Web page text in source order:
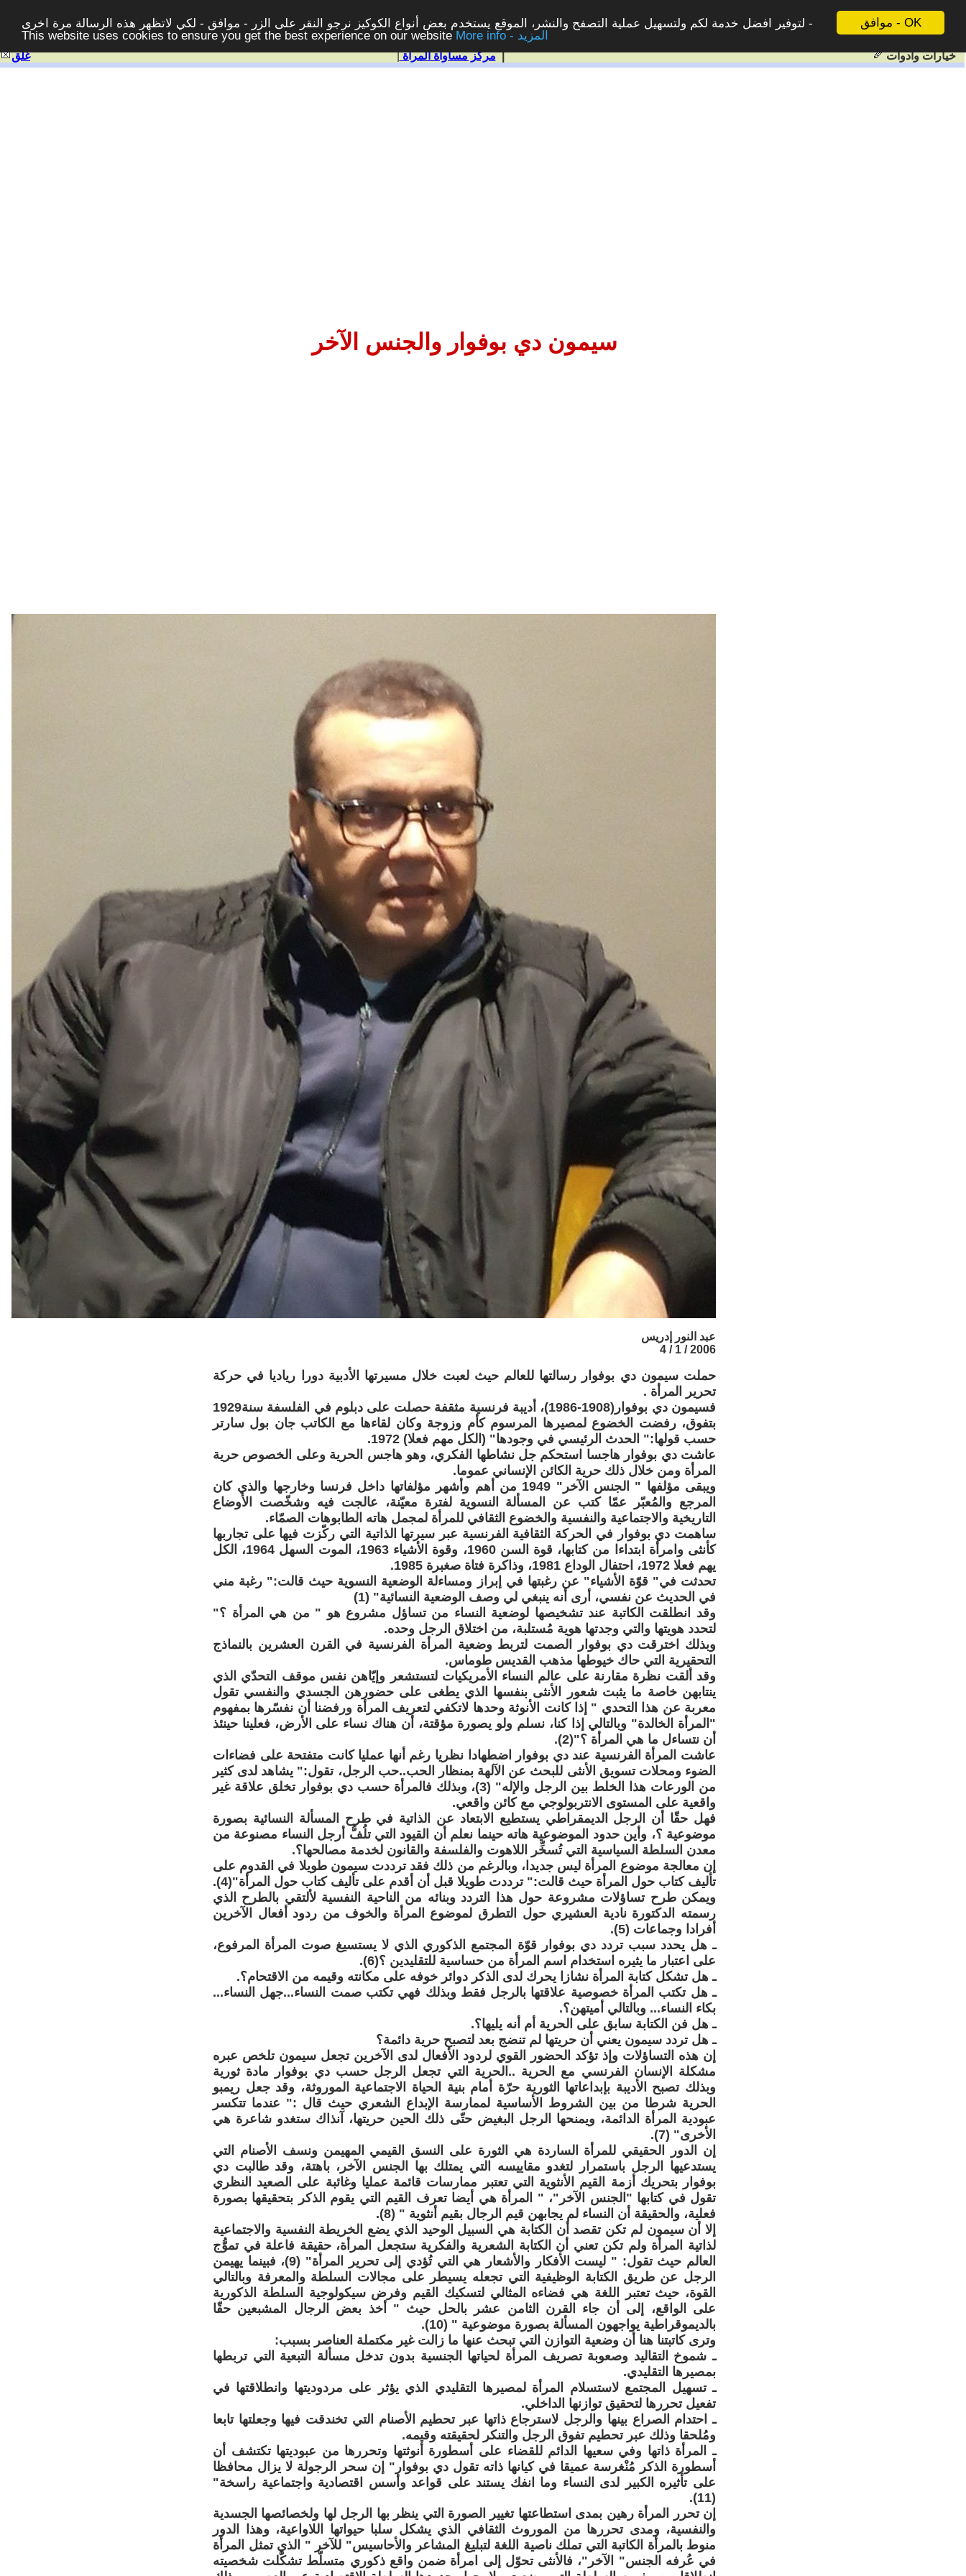
موافق - OK
لتوفير افضل خدمة لكم ولتسهيل عملية التصفح والنشر، الموقع يستخدم بعض أنواع الكوكيز نرجو النقر على الزر - موافق - لكي لاتظهر هذه الرسالة مرة اخرى -
This website uses cookies to ensure you get the best experience on our website
More info - المزيد
غلق | مركز مساواة المرأة| خيارات وادوات
سيمون دي بوفوار والجنس الآخر
عبد النور إدريس
2006 / 1 / 4
حملت سيمون دي بوفوار رسالتها للعالم حيث لعبت خلال مسيرتها الأدبية دورا رياديا في حركة
تحرير المرأة .
فسيمون دي بوفوار(1908-1986)، أديبة فرنسية مثقفة حصلت على دبلوم في الفلسفة سنة1929
بتفوق، رفضت الخضوع لمصيرها المرسوم كأم وزوجة وكان لقاءها مع الكاتب جان بول سارتر
حسب قولها:" الحدث الرئيسي في وجودها" (الكل مهم فعلا) 1972.
عاشت دي بوفوار هاجسا استحكم جل نشاطها الفكري، وهو هاجس الحرية وعلى الخصوص حرية
المرأة ومن خلال ذلك حرية الكائن الإنساني عموما.
ويبقى مؤلفها " الجنس الآخر" 1949 من أهم وأشهر مؤلفاتها داخل فرنسا وخارجها والذي كان
المرجع والمُعبّر عمّا كتب عن المسألة النسوية لفترة معيّنة، عالجت فيه وشخّصت الأوضاع
التاريخية والاجتماعية والنفسية والخضوع الثقافي للمرأة لمجمل هاته الطابوهات الصمّاء.
ساهمت دي بوفوار في الحركة الثقافية الفرنسية عبر سيرتها الذاتية التي ركّزت فيها على تجاربها
كأنثى وامرأة ابتداءا من كتابها، قوة السن 1960، وقوة الأشياء 1963، الموت السهل 1964، الكل
يهم فعلا 1972، احتفال الوداع 1981، وذاكرة فتاة صغبرة 1985.
تحدثت في" قوّة الأشياء" عن رغبتها في إبراز ومساءلة الوضعية النسوية حيث قالت:" رغبة مني
في الحديث عن نفسي، أرى أنه ينبغي لي وصف الوضعية النسائية" (1)
وقد انطلقت الكاتبة عند تشخيصها لوضعية النساء من تساؤل مشروع هو " من هي المرأة ؟"
لتحدد هويتها والتي وجدتها هوية مُستلبة، من اختلاق الرجل وحده.
وبذلك اخترقت دي بوفوار الصمت لتربط وضعية المرأة الفرنسية في القرن العشرين بالنماذج
التحقيرية التي حاك خيوطها مذهب القديس طوماس.
وقد ألقت نظرة مقارنة على عالم النساء الأمريكيات لتستشعر وإيّاهن نفس موقف التحدّي الذي
ينتابهن خاصة ما يثبت شعور الأنثى بنفسها الذي يطغى على حضورهن الجسدي والنفسي تقول
معربة عن هذا التحدي " إذا كانت الأنوثة وحدها لاتكفي لتعريف المرأة ورفضنا أن نفسّرها بمفهوم
"المرأة الخالدة" وبالتالي إذا كنا، نسلم ولو يصورة مؤقتة، أن هناك نساء على الأرض، فعلينا حينئذ
أن نتساءل ما هي المرأة ؟"(2).
عاشت المرأة الفرنسية عند دي بوفوار اضطهادا نظريا رغم أنها عمليا كانت متفتحة على فضاءات
الضوء ومحلات تسويق الأنثى للبحث عن الآلهة بمنظار الحب..حب الرجل، تقول:" يشاهد لدى كثير
من الورعات هذا الخلط بين الرجل والإله" (3)، وبذلك فالمرأة حسب دي بوفوار تخلق علاقة غير
واقعية على المستوى الانتربولوجي مع كائن واقعي.
فهل حقّا أن الرجل الديمقراطي يستطيع الابتعاد عن الذاتية في طرح المسألة النسائية بصورة
موضوعية ؟، وأين حدود الموضوعية هاته حينما نعلم أن القيود التي تلُفُّ أرجل النساء مصنوعة من
معدن السلطة السياسية التي تُسخِّر اللاهوت والفلسفة والقانون لخدمة مصالحها؟.
إن معالجة موضوع المرأة ليس جديدا، وبالرغم من ذلك فقد ترددت سيمون طويلا في القدوم على
تأليف كتاب حول المرأة حيث قالت:" ترددت طويلا قبل أن أقدم على تأليف كتاب حول المرأة"(4).
ويمكن طرح تساؤلات مشروعة حول هذا التردد وبنائه من الناحية النفسية لألتقي بالطرح الذي
رسمته الدكتورة نادية العشيري حول التطرق لموضوع المرأة والخوف من ردود أفعال الآخرين
أفرادا وجماعات (5).
ـ هل يحدد سبب تردد دي بوفوار قوّة المجتمع الذكوري الذي لا يستسيغ صوت المرأة المرفوع،
على اعتبار ما يثيره استخدام اسم المرأة من حساسية للتقليدين ؟(6).
ـ هل تشكل كتابة المرأة نشازا يحرك لدى الذكر دوائر خوفه على مكانته وقيمه من الاقتحام؟.
ـ هل تكتب المرأة خصوصية علاقتها بالرجل فقط وبذلك فهي تكتب صمت النساء...جهل النساء...
بكاء النساء... وبالتالي أميتهن؟.
ـ هل فن الكتابة سابق على الحرية أم أنه يليها؟.
ـ هل تردد سيمون يعني أن حريتها لم تنضج بعد لتصبح حرية دائمة؟
إن هذه التساؤلات وإذ تؤكد الحضور القوي لردود الأفعال لدى الآخرين تجعل سيمون تلخص عبره
مشكلة الإنسان الفرنسي مع الحرية ..الحرية التي تجعل الرجل حسب دي بوفوار مادة ثورية
وبذلك تصبح الأديبة بإبداعاتها الثورية حرّة أمام بنية الحياة الاجتماعية الموروثة، وقد جعل ريمبو
الحرية شرطا من بين الشروط الأساسية لممارسة الإبداع الشعري حيث قال :" عندما تتكسر
عبودية المرأة الدائمة، ويمنحها الرجل البغيض حتّى ذلك الحين حريتها، آنذاك ستغدو شاعرة هي
الأخرى" (7).
إن الدور الحقيقي للمرأة الساردة هي الثورة على النسق القيمي المهيمن ونسف الأصنام التي
يستدعيها الرجل باستمرار لتغدو مقاييسه التي يمتلك بها الجنس الآخر، باهتة، وقد طالبت دي
بوفوار بتحريك أزمة القيم الأنثوية التي تعتبر ممارسات قائمة عمليا وغائبة على الصعيد النظري
تقول في كتابها "الجنس الآخر"، " المرأة هي أيضا تعرف القيم التي يقوم الذكر بتحقيقها بصورة
فعلية، والحقيقة أن النساء لم يجابهن قيم الرجال بقيم أنثوية " (8).
إلا أن سيمون لم تكن تقصد أن الكتابة هي السبيل الوحيد الذي يضع الخريطة النفسية والاجتماعية
لذاتية المرأة ولم تكن تعني أن الكتابة الشعرية والفكرية ستجعل المرأة، حقيقة فاعلة في تموُّج
العالم حيث تقول: " ليست الأفكار والأشعار هي التي تُؤدي إلى تحرير المرأة" (9)، فبينما يهيمن
الرجل عن طريق الكتابة الوظيفية التي تجعله يسيطر على مجالات السلطة والمعرفة وبالتالي
القوة، حيث تعتبر اللغة هي فضاءه المثالي لتسكيك القيم وفرض سيكولوجية السلطة الذكورية
على الواقع، إلى أن جاء القرن الثامن عشر بالحل حيث " أخذ بعض الرجال المشبعين حقّا
بالديموقراطية يواجهون المسألة بصورة موضوعية " (10).
وترى كاتبتنا هنا أن وضعية التوازن التي تبحث عنها ما زالت غير مكتملة العناصر بسبب:
ـ شموخ التقاليد وصعوبة تصريف المرأة لحياتها الجنسية بدون تدخل مسألة التبعية التي تربطها
بمصيرها التقليدي.
ـ تسهيل المجتمع لاستسلام المرأة لمصيرها التقليدي الذي يؤثر على مردوديتها وانطلاقتها في
تفعيل تحررها لتحقيق توازنها الداخلي.
ـ احتدام الصراع بينها والرجل لاسترجاع ذاتها عبر تحطيم الأصنام التي تخندقت فيها وجعلتها تابعا
ومُلحقا وذلك عبر تحطيم تفوق الرجل والتنكر لحقيقته وقيمه.
ـ المرأة ذاتها وفي سعيها الدائم للقضاء على أسطورة أنوثتها وتحررها من عبوديتها تكتشف أن
أسطورة الذكر مُنْغرسة عميقا في كيانها ذاته تقول دي بوفوار" إن سحر الرجولة لا يزال محافظا
على تأثيره الكبير لدى النساء وما انفك يستند على قواعد وأسس اقتصادية واجتماعية راسخة"
(11).
إن تحرر المرأة رهين بمدى استطاعتها تغيير الصورة التي ينظر بها الرجل لها ولخصائصها الجسدية
والنفسية، ومدى تحررها من الموروث الثقافي الذي يشكل سلبا حيواتها اللاواعية، وهذا الدور
منوط بالمرأة الكاتبة التي تملك ناصية اللغة لتبليغ المشاعر والأحاسيس" للآخر " الذي تمثل المرأة
في عُرفه الجنس" الآخر"، فالأنثى تحوّل إلى امرأة ضمن واقع ذكوري متسلّط تشكّلت شخصيته